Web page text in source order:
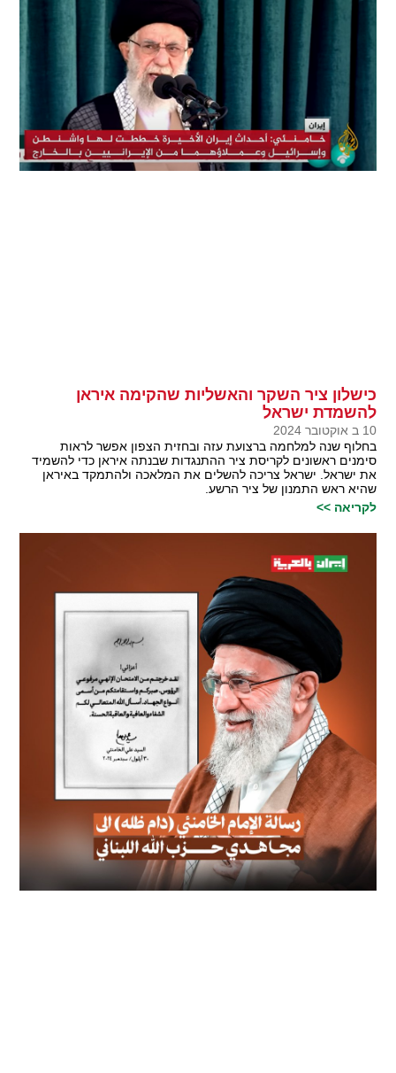
כישלון ציר השקר והאשליות שהקימה איראן
להשמדת ישראל
10 ב אוקטובר 2024
בחלוף שנה למלחמה ברצועת עזה ובחזית הצפון אפשר לראות
סימנים ראשונים לקריסת ציר ההתנגדות שבנתה איראן כדי להשמיד
את ישראל. ישראל צריכה להשלים את המלאכה ולהתמקד באיראן
שהיא ראש התמנון של ציר הרשע.
לקריאה >>